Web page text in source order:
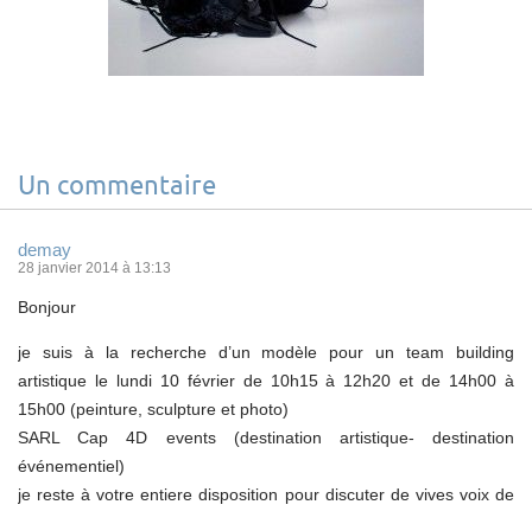
Un commentaire
demay
28 janvier 2014 à 13:13
Bonjour
je suis à la recherche d’un modèle pour un team building
artistique le lundi 10 février de 10h15 à 12h20 et de 14h00 à
15h00 (peinture, sculpture et photo)
SARL Cap 4D events (destination artistique- destination
événementiel)
je reste à votre entiere disposition pour discuter de vives voix de